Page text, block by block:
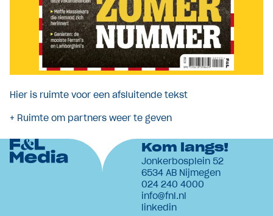
Hier is ruimte voor een afsluitende tekst
+ Ruimte om partners weer te geven
Kom langs!
Jonkerbosplein 52
6534 AB Nijmegen
024 240 4000
info@fnl.nl
linkedin